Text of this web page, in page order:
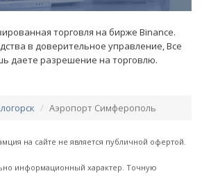
торговля на бирже Binance.
в доверительное управление, Все
даете разрешение на торговлю.
Аэропорт Симферополь
на сайте не является публичной офертой.
информационный характер. Точную